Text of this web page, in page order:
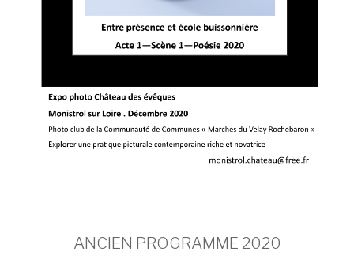
ANCIEN PROGRAMME 2020